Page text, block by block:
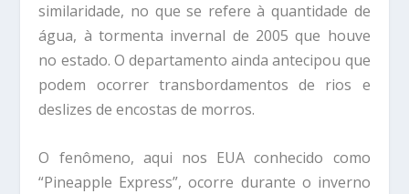
similaridade, no que se refere à quantidade de
água, à tormenta invernal de 2005 que houve
no estado. O departamento ainda antecipou que
podem ocorrer transbordamentos de rios e
deslizes de encostas de morros.
O fenômeno, aqui nos EUA conhecido como
“Pineapple Express”, ocorre durante o inverno